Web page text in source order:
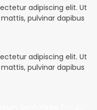
adipiscing elit. Ut
pulvinar dapibus
adipiscing elit. Ut
pulvinar dapibus